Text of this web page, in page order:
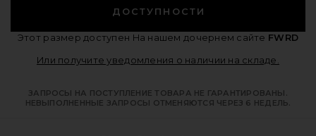
ДОСТУПНОСТИ
Этот размер доступен На нашем дочернем сайте FWRD
Или получите уведомления о наличии на складе.
ЗАПРОСЫ НА ПОСТУПЛЕНИЕ ТОВАРА НЕ ГАРАНТИРОВАНЫ.
НЕВЫПОЛНЕННЫЕ ЗАПРОСЫ ОТМЕНЯЮТСЯ ЧЕРЕЗ 6 НЕДЕЛЬ.